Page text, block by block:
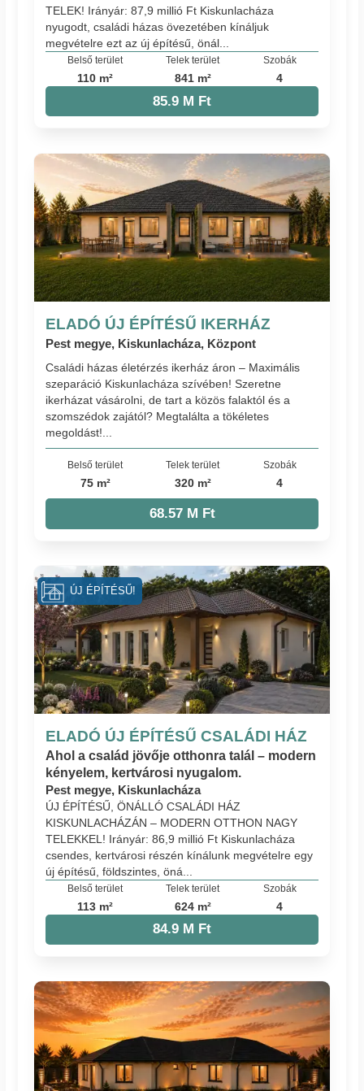
TELEK! Irányár: 87,9 millió Ft Kiskunlacháza
nyugodt, családi házas övezetében kínáljuk
megvételre ezt az új építésű, önál...
Belső terület
110 m²
Telek terület
841 m²
Szobák
4
85.9 M Ft
ELADÓ ÚJ ÉPÍTÉSŰ IKERHÁZ
Pest megye, Kiskunlacháza, Központ
Családi házas életérzés ikerház áron – Maximális
szeparáció Kiskunlacháza szívében! Szeretne
ikerházat vásárolni, de tart a közös falaktól és a
szomszédok zajától? Megtalálta a tökéletes
megoldást!...
Belső terület
75 m²
Telek terület
320 m²
Szobák
4
68.57 M Ft
ELADÓ ÚJ ÉPÍTÉSŰ CSALÁDI HÁZ
Ahol a család jövője otthonra talál – modern
kényelem, kertvárosi nyugalom.
Pest megye, Kiskunlacháza
ÚJ ÉPÍTÉSŰ, ÖNÁLLÓ CSALÁDI HÁZ
KISKUNLACHÁZÁN – MODERN OTTHON NAGY
TELEKKEL! Irányár: 86,9 millió Ft Kiskunlacháza
csendes, kertvárosi részén kínálunk megvételre egy
új építésű, földszintes, öná...
Belső terület
113 m²
Telek terület
624 m²
Szobák
4
84.9 M Ft
ÚJ ÉPÍTÉSŰ!